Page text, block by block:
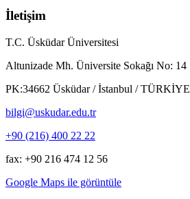
İletişim
T.C. Üsküdar Üniversitesi
Altunizade Mh. Üniversite Sokağı No: 14
PK:34662 Üsküdar / İstanbul / TÜRKİYE
bilgi@uskudar.edu.tr
+90 (216) 400 22 22
fax: +90 216 474 12 56
Google Maps ile görüntüle